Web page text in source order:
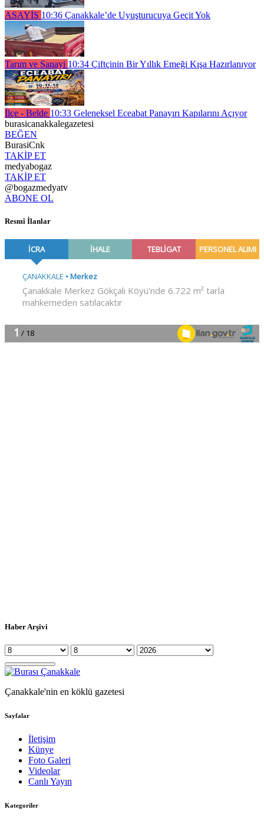
ASAYİŞ 10:36 Çanakkale’de Uyuşturucuya Geçit Yok
Tarım ve Sanayi 10:34 Çiftçinin Bir Yıllık Emeği Kışa Hazırlanıyor
İlçe - Belde 10:33 Geleneksel Eceabat Panayırı Kapılarını Açıyor
burasicanakkalegazetesi
BEĞEN
BurasiCnk
TAKİP ET
medyabogaz
TAKİP ET
@bogazmedyatv
ABONE OL
Resmî İlanlar
Haber Arşivi
Çanakkale'nin en köklü gazetesi
Sayfalar
İletişim
Künye
Foto Galeri
Videolar
Canlı Yayın
Kategoriler